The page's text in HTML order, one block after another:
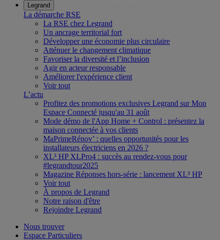
Legrand
La démarche RSE
La RSE chez Legrand
Un ancrage territorial fort
Développer une économie plus circulaire
Atténuer le changement climatique
Favoriser la diversité et l’inclusion
Agir en acteur responsable
Améliorer l'expérience client
Voir tout
L’actu
Profitez des promotions exclusives Legrand sur Mon
Espace Connecté jusqu'au 31 août
Mode démo de l'App Home + Control : présentez la
maison connectée à vos clients
MaPrimeRénov’ : quelles opportunités pour les
installateurs électriciens en 2026 ?
XL³ HP XLPro4 : succès au rendez-vous pour
#legrandtour2025
Magazine Réponses hors-série : lancement XL³ HP
Voir tout
À propos de Legrand
Notre raison d'être
Rejoindre Legrand
Nous trouver
Espace Particuliers